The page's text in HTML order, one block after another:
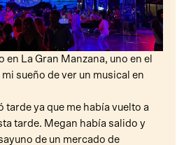
La Gran Manzana, uno en el
sueño de ver un musical en
tarde ya que me había vuelto a
tarde. Megan había salido y
de un mercado de